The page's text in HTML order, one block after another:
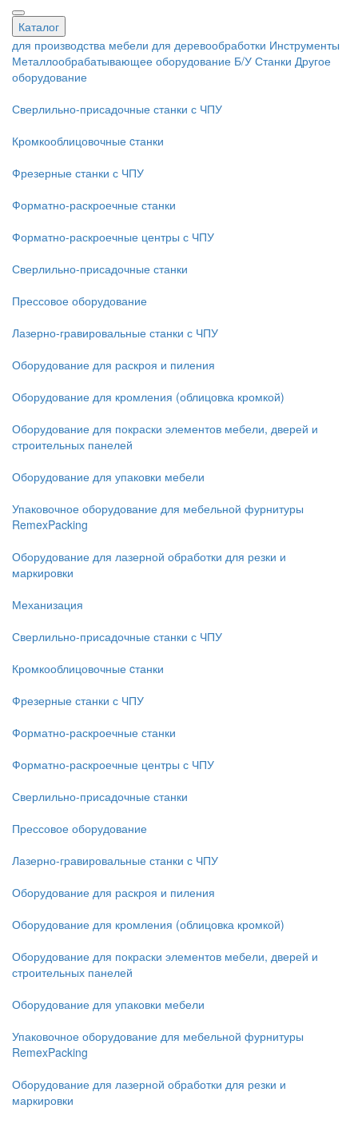
Каталог
для производства мебели для деревообработки Инструменты
Металлообрабатывающее оборудование Б/У Станки Другое
оборудование
Сверлильно-присадочные станки с ЧПУ
Кромкооблицовочные cтанки
Фрезерные станки с ЧПУ
Форматно-раскроечные станки
Форматно-раскроечные центры с ЧПУ
Сверлильно-присадочные станки
Прессовое оборудование
Лазерно-гравировальные станки с ЧПУ
Оборудование для раскроя и пиления
Оборудование для кромления (облицовка кромкой)
Оборудование для покраски элементов мебели, дверей и
строительных панелей
Оборудование для упаковки мебели
Упаковочное оборудование для мебельной фурнитуры
RemexPacking
Оборудование для лазерной обработки для резки и
маркировки
Механизация
Сверлильно-присадочные станки с ЧПУ
Кромкооблицовочные cтанки
Фрезерные станки с ЧПУ
Форматно-раскроечные станки
Форматно-раскроечные центры с ЧПУ
Сверлильно-присадочные станки
Прессовое оборудование
Лазерно-гравировальные станки с ЧПУ
Оборудование для раскроя и пиления
Оборудование для кромления (облицовка кромкой)
Оборудование для покраски элементов мебели, дверей и
строительных панелей
Оборудование для упаковки мебели
Упаковочное оборудование для мебельной фурнитуры
RemexPacking
Оборудование для лазерной обработки для резки и
маркировки